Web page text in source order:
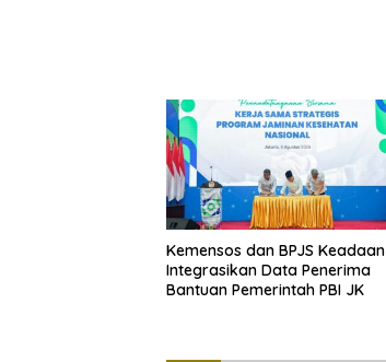
Kemensos dan BPJS Keadaan
Integrasikan Data Penerima
Bantuan Pemerintah PBI JK